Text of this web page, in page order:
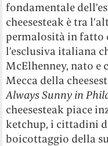
fondamentale
cheesesteak è tra
permalosità in fatto
l’esclusiva italiana
McElhenney, nato e
Mecca della
Always Sunny in
cheesesteak piace
ketchup, i cittadini
boicottaggio della